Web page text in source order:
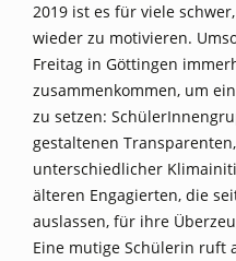
2019 ist es für viele
wieder zu motivieren.
Freitag in Göttingen
zusammenkommen, um
zu setzen:
gestaltenen
unterschiedlicher
älteren Engagierten, die
auslassen, für ihre
Eine mutige Schülerin ruft